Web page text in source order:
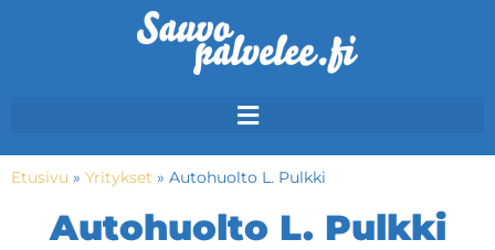
Etusivu » Yritykset » Autohuolto L. Pulkki
Autohuolto L. Pulkki